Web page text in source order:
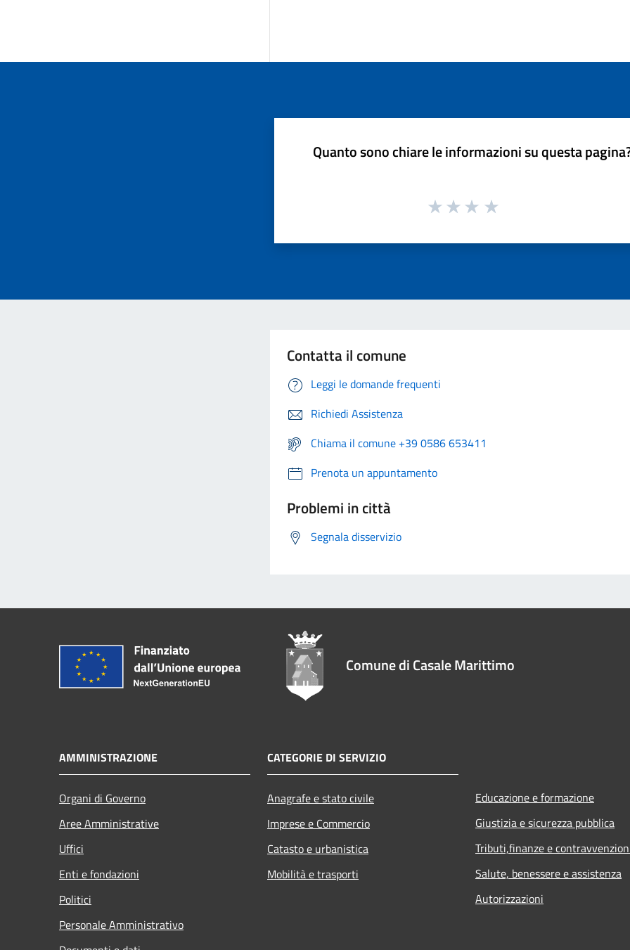
Quanto sono chiare le informazioni su questa
Contatta il comune
Leggi le domande frequenti
Richiedi Assistenza
Chiama il comune +39 0586 653411
Prenota un appuntamento
Problemi in città
Segnala disservizio
Comune di Casale Marittimo
AMMINISTRAZIONE
Organi di Governo
Aree Amministrative
Uffici
Enti e fondazioni
Politici
Personale Amministrativo
CATEGORIE DI SERVIZIO
Anagrafe e stato civile
Imprese e Commercio
Catasto e urbanistica
Mobilità e trasporti
Educazione e formazione
Giustizia e sicurezza pubblica
Tributi,finanze e
Salute, benessere e assistenza
Autorizzazioni